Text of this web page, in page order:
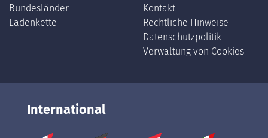
Bundesländer
Ladenkette
Kontakt
Rechtliche Hinweise
Datenschutzpolitik
Verwaltung von Cookies
International